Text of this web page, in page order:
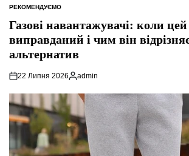
ОПУБЛІКУВАТИ
РЕКОМЕНДУЄМО
Газові навантажувачі: коли
виправданий і чим він
альтернатив
22 Липня 2026
Опубліковано
admin